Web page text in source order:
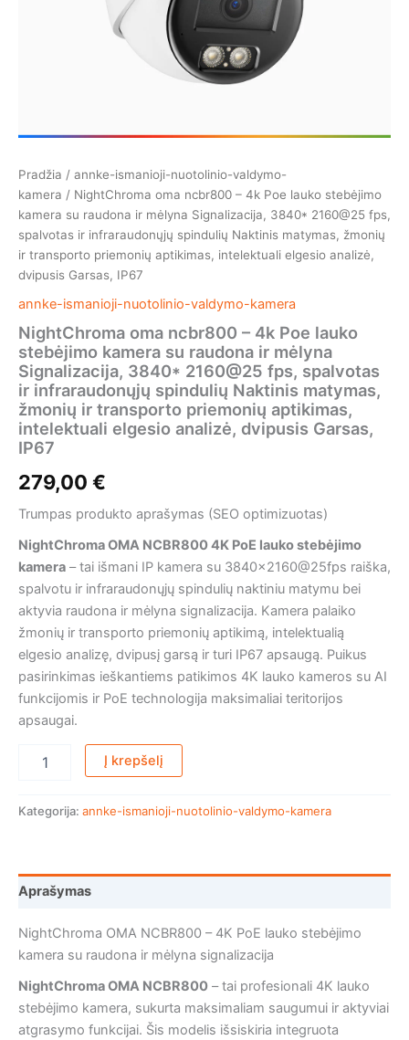
Pradžia / annke-ismanioji-nuotolinio-valdymo-
kamera / NightChroma oma ncbr800 – 4k Poe lauko stebėjimo
kamera su raudona ir mėlyna Signalizacija, 3840* 2160@25 fps,
spalvotas ir infraraudonųjų spindulių Naktinis matymas, žmonių
ir transporto priemonių aptikimas, intelektuali elgesio analizė,
dvipusis Garsas, IP67
annke-ismanioji-nuotolinio-valdymo-kamera
NightChroma oma ncbr800 – 4k Poe lauko
stebėjimo kamera su raudona ir mėlyna
Signalizacija, 3840* 2160@25 fps, spalvotas
ir infraraudonųjų spindulių Naktinis matymas,
žmonių ir transporto priemonių aptikimas,
intelektuali elgesio analizė, dvipusis Garsas,
IP67
279,00 €
Trumpas produkto aprašymas (SEO optimizuotas)
NightChroma OMA NCBR800 4K PoE lauko stebėjimo
kamera – tai išmani IP kamera su 3840×2160@25fps raiška,
spalvotu ir infraraudonųjų spindulių naktiniu matymu bei
aktyvia raudona ir mėlyna signalizacija. Kamera palaiko
žmonių ir transporto priemonių aptikimą, intelektualią
elgesio analizę, dvipusį garsą ir turi IP67 apsaugą. Puikus
pasirinkimas ieškantiems patikimos 4K lauko kameros su AI
funkcijomis ir PoE technologija maksimaliai teritorijos
apsaugai.
ir
spindulių
Naktinis
matymas,
žmonių
ir
transporto
priemonių
aptikimas,
elgesio
analizė,
dvipusis
Garsas,
IP67
Į krepšelį
Kategorija: annke-ismanioji-nuotolinio-valdymo-kamera
Aprašymas
NightChroma OMA NCBR800 – 4K PoE lauko stebėjimo
kamera su raudona ir mėlyna signalizacija
NightChroma OMA NCBR800 – tai profesionali 4K lauko
stebėjimo kamera, sukurta maksimaliam saugumui ir aktyviai
atgrasymo funkcijai. Šis modelis išsiskiria integruota